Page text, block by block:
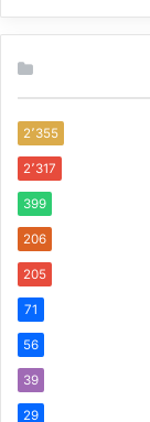
2٬355
2٬317
399
206
205
71
56
39
29